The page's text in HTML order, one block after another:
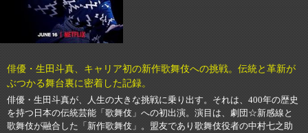
俳優・生田斗真、キャリア初の新作歌舞伎への挑戦。伝統と革新が
ぶつかる舞台裏に密着した記録。
俳優・生田斗真が、人生の大きな挑戦に乗り出す。それは、400年の歴史
を持つ日本の伝統芸能「歌舞伎」への初出演。演目は、劇団☆新感線と
歌舞伎が融合した「新作歌舞伎」。盟友であり歌舞伎役者の中村七之助